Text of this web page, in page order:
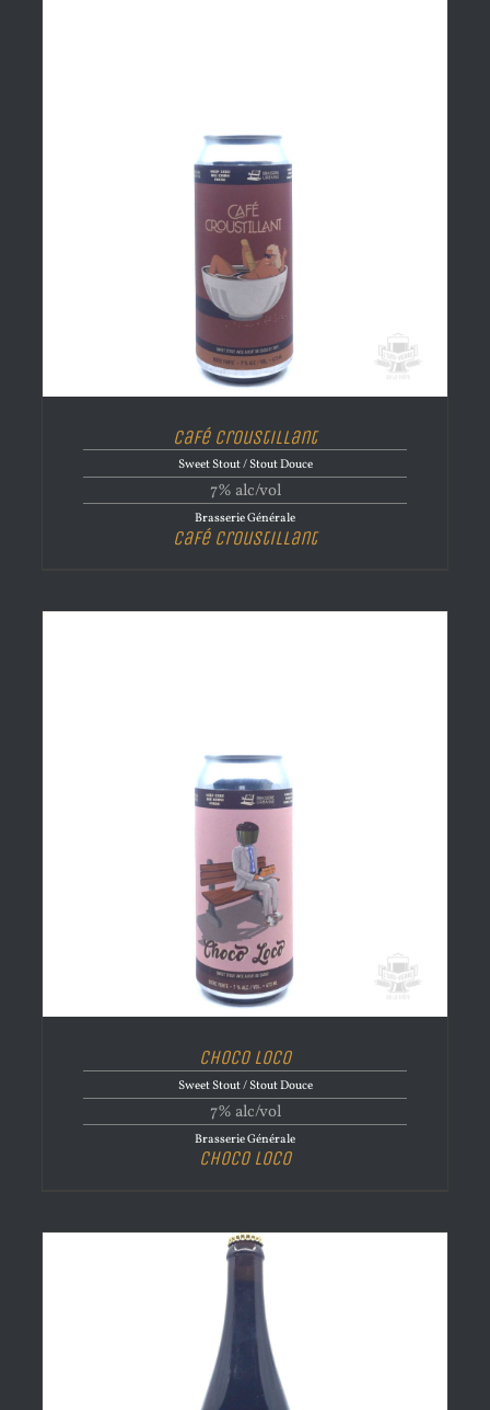
Café Croustillant
Sweet Stout / Stout Douce
7% alc/vol
Brasserie Générale
Café Croustillant
Choco Loco
Sweet Stout / Stout Douce
7% alc/vol
Brasserie Générale
Choco Loco